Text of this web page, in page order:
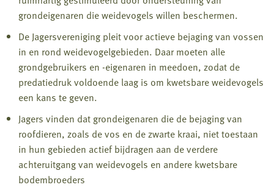
grondeigenaren die weidevogels willen beschermen.
De Jagersvereniging pleit voor actieve bejaging van vossen
in en rond weidevogelgebieden. Daar moeten alle
grondgebruikers en -eigenaren in meedoen, zodat de
predatiedruk voldoende laag is om kwetsbare weidevogels
een kans te geven.
Jagers vinden dat grondeigenaren die de bejaging van
roofdieren, zoals de vos en de zwarte kraai, niet toestaan
in hun gebieden actief bijdragen aan de verdere
achteruitgang van weidevogels en andere kwetsbare
bodembroeders